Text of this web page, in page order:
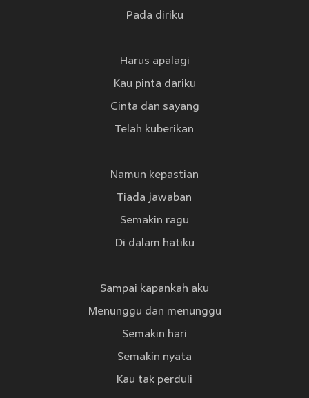
Pada diriku
Harus apalagi
Kau pinta dariku
Cinta dan sayang
Telah kuberikan
Namun kepastian
Tiada jawaban
Semakin ragu
Di dalam hatiku
Sampai kapankah aku
Menunggu dan menunggu
Semakin hari
Semakin nyata
Kau tak perduli